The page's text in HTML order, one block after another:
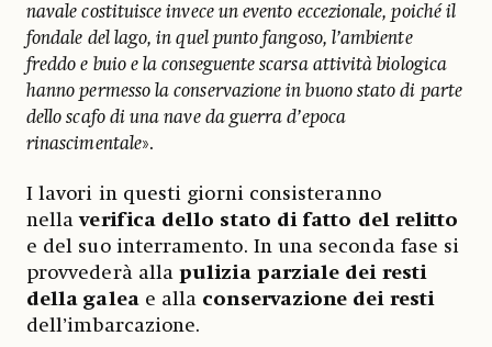
navale costituisce invece un evento eccezionale, poiché il
fondale del lago, in quel punto fangoso, l’ambiente
freddo e buio e la conseguente scarsa attività biologica
hanno permesso la conservazione in buono stato di parte
dello scafo di una nave da guerra d’epoca
rinascimentale».
I lavori in questi giorni consisteranno
nellaverifica dello stato di fatto del relitto
e del suo interramento. In una seconda fase si
provvederà allapulizia parziale dei resti
della galeae alla conservazione dei resti
dell’imbarcazione.